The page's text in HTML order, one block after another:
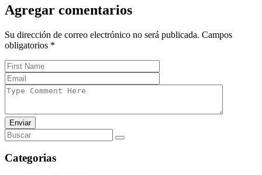
Agregar comentarios
Su dirección de correo electrónico no será publicada. Campos
obligatorios *
Enviar
Categorias